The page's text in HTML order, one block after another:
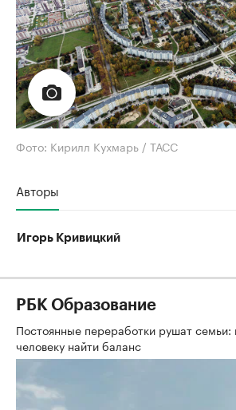
Фото: Кирилл Кухмарь / ТАСС
Авторы
Игорь Кривицкий
РБК Образование
Постоянные переработки рушат семьи:
человеку найти баланс